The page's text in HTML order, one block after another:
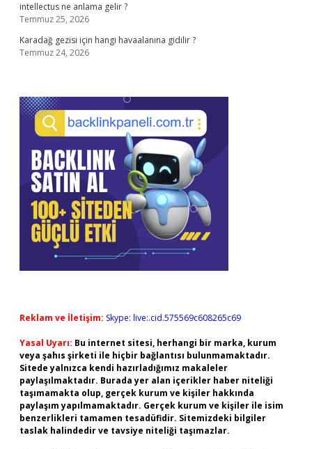
intellectus ne anlama gelir ?
Temmuz 25, 2026
Karadağ gezisi için hangi havaalanına gidilir ?
Temmuz 24, 2026
Reklam ve İletişim: Skype: live:.cid.575569c608265c69
Yasal Uyarı: Bu internet sitesi, herhangi bir marka, kurum
veya şahıs şirketi ile hiçbir bağlantısı bulunmamaktadır.
Sitede yalnızca kendi hazırladığımız makaleler
paylaşılmaktadır. Burada yer alan içerikler haber niteliği
taşımamakta olup, gerçek kurum ve kişiler hakkında
paylaşım yapılmamaktadır. Gerçek kurum ve kişiler ile isim
benzerlikleri tamamen tesadüfidir. Sitemizdeki bilgiler
taslak halindedir ve tavsiye niteliği taşımazlar.